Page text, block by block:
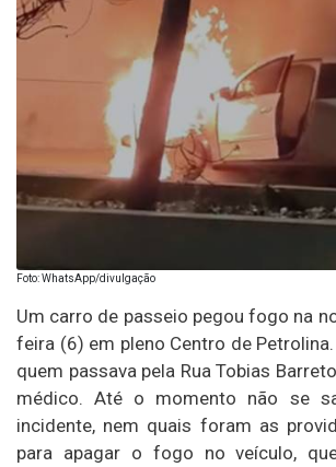
Foto: WhatsApp/divulgação
Um carro de passeio pegou fogo na
feira (6) em pleno Centro de
quem passava pela Rua Tobias
médico. Até o momento não se
incidente, nem quais foram as
para apagar o fogo no veículo,